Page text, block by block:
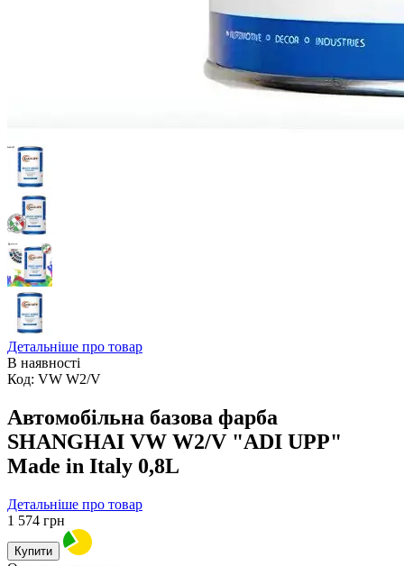
Детальніше про товар
В наявності
Код: VW W2/V
Автомобільна базова фарба
SHANGHAI VW W2/V "ADI UPP"
Made in Italy 0,8L
Детальніше про товар
1 574 грн
Купити